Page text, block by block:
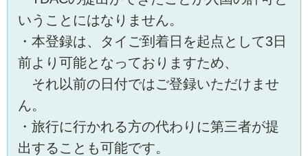
いうことにはなりません。
・本登録は、タイご到着日を起点として3日
前より可能となっておりますため、
それ以前の日付ではご登録いただけませ
ん。
・旅行に行かれる方の代わりに第三者が提
出することも可能です。